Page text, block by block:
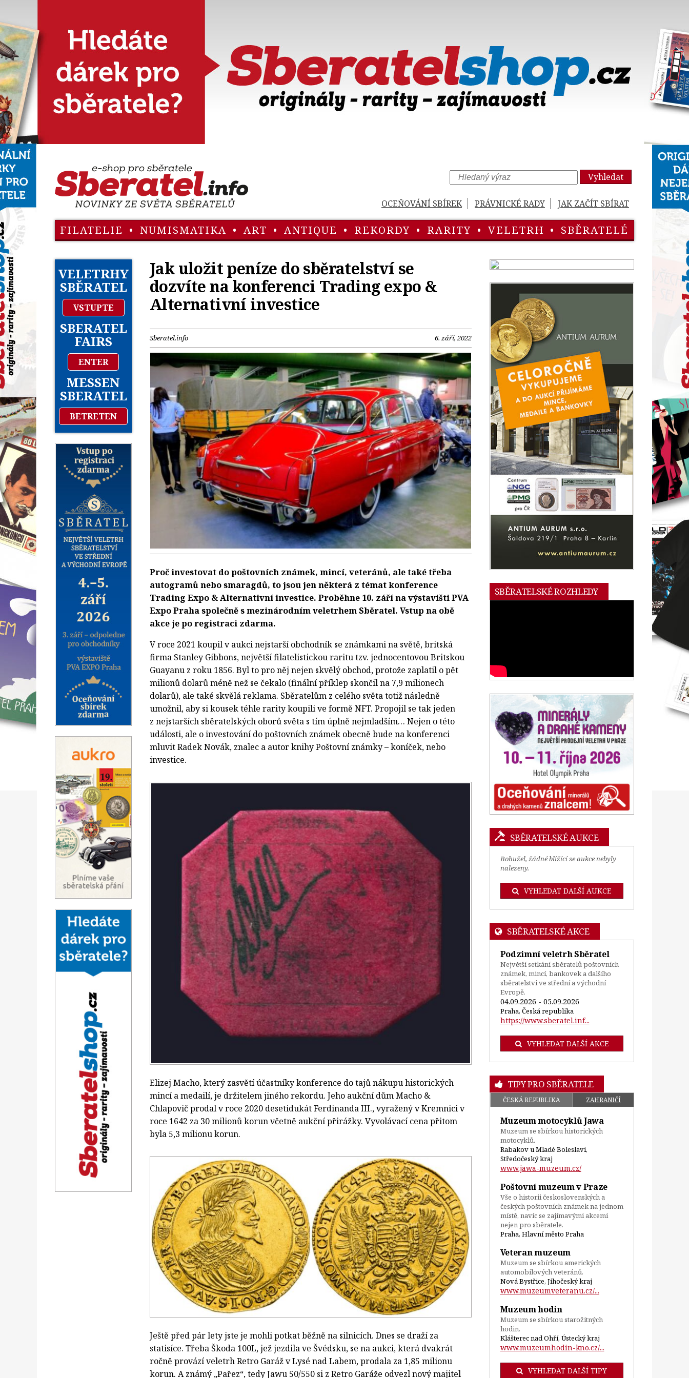
Vyhledat
OCEŇOVÁNÍ SBÍREK PRÁVNICKÉ RADY JAK ZAČÍT SBÍRAT
FILATELIE • NUMISMATIKA • ART • ANTIQUE • REKORDY • RARITY • VELETRH • SBĚRATELÉ
VELETRHY
SBĚRATEL
VSTUPTE
SBERATEL
FAIRS
ENTER
MESSEN
SBERATEL
BETRETEN
Jak uložit peníze do sběratelství se
dozvíte na konferenci Trading expo &
Alternativní investice
Sberatel.info 6. září, 2022
Proč investovat do poštovních známek, mincí, veteránů, ale také třeba
autogramů nebo smaragdů, to jsou jen některá z témat konference
Trading Expo & Alternativní investice. Proběhne 10. září na výstavišti PVA
Expo Praha společně s mezinárodním veletrhem Sběratel. Vstup na obě
akce je po registraci zdarma.
V roce 2021 koupil v aukci nejstarší obchodník se známkami na světě, britská
firma Stanley Gibbons, největší filatelistickou raritu tzv. jednocentovou Britskou
Guayanu z roku 1856. Byl to pro něj nejen skvělý obchod, protože zaplatil o pět
milionů dolarů méně než se čekalo (finální příklep skončil na 7,9 milionech
dolarů), ale také skvělá reklama. Sběratelům z celého světa totiž následně
umožnil, aby si kousek téhle rarity koupili ve formě NFT. Propojil se tak jeden
z nejstarších sběratelských oborů světa s tím úplně nejmladším… Nejen o této
události, ale o investování do poštovních známek obecně bude na konferenci
mluvit Radek Novák, znalec a autor knihy Poštovní známky – koníček, nebo
investice.
Elizej Macho, který zasvětí účastníky konference do tajů nákupu historických
mincí a medailí, je držitelem jiného rekordu. Jeho aukční dům Macho &
Chlapovič prodal v roce 2020 desetidukát Ferdinanda III., vyražený v Kremnici v
roce 1642 za 30 milionů korun včetně aukční přirážky. Vyvolávací cena přitom
byla 5,3 milionu korun.
Ještě před pár lety jste je mohli potkat běžně na silnicích. Dnes se draží za
statisíce. Třeba Škoda 100L, jež jezdila ve Švédsku, se na aukci, která dvakrát
ročně provází veletrh Retro Garáž v Lysé nad Labem, prodala za 1,85 milionu
korun. A známý „Pařez“, tedy Jawu 50/550 si z Retro Garáže odvezl nový majitel
SBĚRATELSKÉ ROZHLEDY
SBĚRATELSKÉ AUKCE
Bohužel, žádné blížící se aukce nebyly
nalezeny.
VYHLEDAT DALŠÍ AUKCE
SBĚRATELSKÉ AKCE
Podzimní veletrh Sběratel
Největší setkání sběratelů poštovních
známek, mincí, bankovek a dalšího
sběratelstvi ve střední a východní
Evropě.
04.09.2026 - 05.09.2026
Praha, Česká republika
https://www.sberatel.inf...
VYHLEDAT DALŠÍ AKCE
TIPY PRO SBĚRATELE
ČESKÁ REPUBLIKA ZAHRANIČÍ
Muzeum motocyklů Jawa
Muzeum se sbírkou historických
motocyklů.
Rabakov u Mladé Boleslavi,
Středočeský kraj
www.jawa-muzeum.cz/
Poštovní muzeum v Praze
Vše o historii československých a
českých poštovních známek na jednom
místě, navíc se zajímavými akcemi
nejen pro sběratele.
Praha, Hlavní město Praha
Veteran muzeum
Muzeum se sbírkou amerických
automobilových veteránů.
Nová Bystřice, Jihočeský kraj
www.muzeumveteranu.cz/...
Muzeum hodin
Muzeum se sbírkou starožitných
hodin.
Klášterec nad Ohří, Ústecký kraj
www.muzeumhodin-kno.cz/...
VYHLEDAT DALŠÍ TIPY